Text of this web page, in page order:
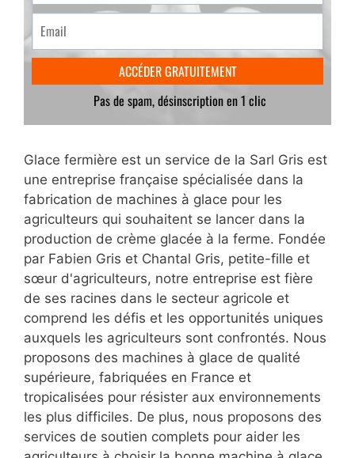
Glace fermière est un service de la Sarl Gris est
une entreprise française spécialisée dans la
fabrication de machines à glace pour les
agriculteurs qui souhaitent se lancer dans la
production de crème glacée à la ferme. Fondée
par Fabien Gris et Chantal Gris, petite-fille et
sœur d'agriculteurs, notre entreprise est fière
de ses racines dans le secteur agricole et
comprend les défis et les opportunités uniques
auxquels les agriculteurs sont confrontés. Nous
proposons des machines à glace de qualité
supérieure, fabriquées en France et
tropicalisées pour résister aux environnements
les plus difficiles. De plus, nous proposons des
services de soutien complets pour aider les